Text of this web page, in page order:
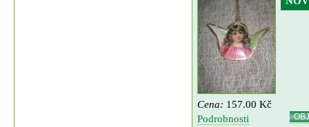
Cena: 157.00 Kč
Podrobnosti